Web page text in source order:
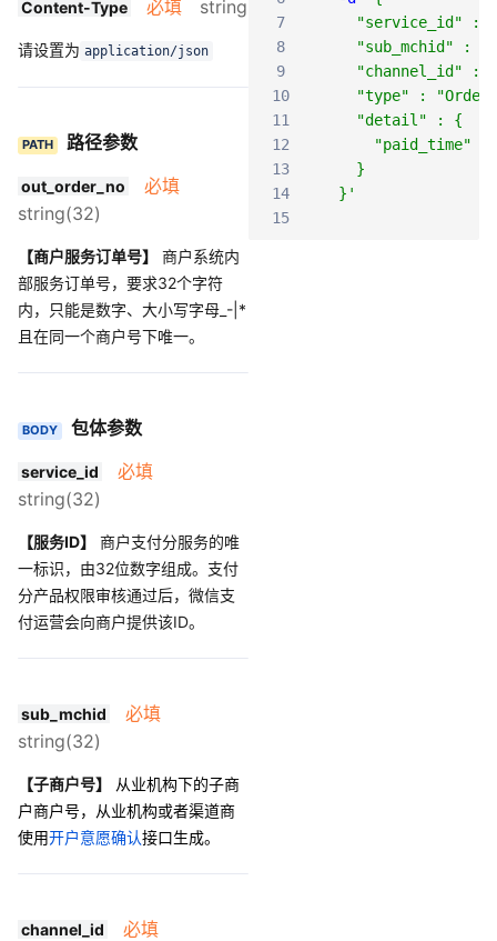
Content-Type 必填 string
请设置为 application/json
PATH 路径参数
out_order_no
必填
string(32)
【商户服务订单号】
商户系统内
部服务订单号，要求32个字符
内，只能是数字、大小写字母_-|*
且在同一个商户号下唯一。
BODY 包体参数
service_id
必填
string(32)
【服务ID】
商户支付分服务的唯
一标识，由32位数字组成。支付
分产品权限审核通过后，微信支
付运营会向商户提供该ID。
sub_mchid
必填
string(32)
【子商户号】
从业机构下的子商
户商户号，从业机构或者渠道商
使用开户意愿确认接口生成。
channel_id
必填
7
"service_id" :
8
"sub_mchid" :
9
"channel_id" :
10
"type" :
11
    "detail" : {
12
"paid_time" :
13
    }
14
  }'
15